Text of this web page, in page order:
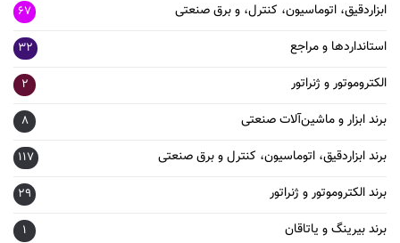
ابزاردقیق، اتوماسیون، کنترل، و برق صنعتی 67
استانداردها و مراجع 32
الکتروموتور و ژنراتور 2
برند ابزار و ماشین‌آلات صنعتی 8
برند ابزاردقیق، اتوماسیون، کنترل و برق صنعتی 117
برند الکتروموتور و ژنراتور 29
برند بیرینگ و یاتاقان 1